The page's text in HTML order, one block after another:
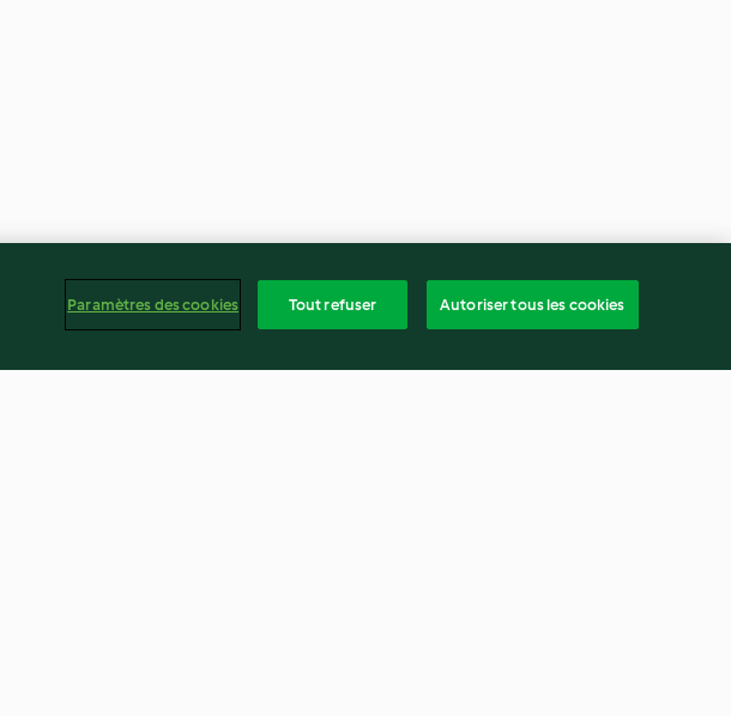
Paramètres des cookies Tout refuser Autoriser tous les cookies